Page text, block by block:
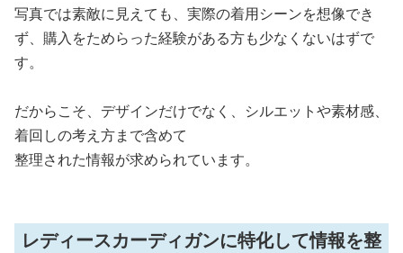
写真では素敵に見えても、実際の着用シーンを想像でき
ず、購入をためらった経験がある方も少なくないはずで
す。
だからこそ、デザインだけでなく、シルエットや素材感、
着回しの考え方まで含めて
整理された情報が求められています。
レディースカーディガンに特化して情報を整